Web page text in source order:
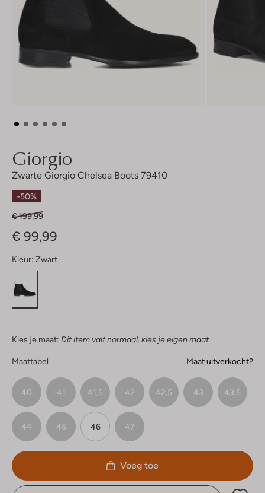
Giorgio
Zwarte Giorgio Chelsea Boots 79410
-50%
€ 199,99
€ 99,99
Kleur: Zwart
Kies je maat: Dit item valt normaal, kies je eigen maat
Maattabel Maat uitverkocht?
40 41 41,5 42 42,5 43 43,5
44 45 46 47
Voeg toe